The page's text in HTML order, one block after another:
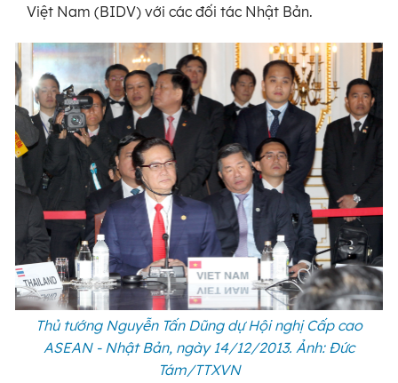
Việt Nam (BIDV) với các đối tác Nhật Bản.
Thủ tướng Nguyễn Tấn Dũng dự Hội nghị Cấp cao
ASEAN - Nhật Bản, ngày 14/12/2013. Ảnh: Đức
Tám/TTXVN